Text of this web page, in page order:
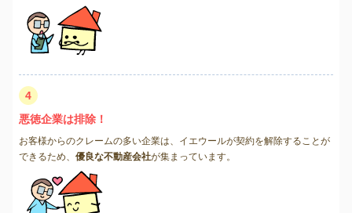
4
悪徳企業は排除！
お客様からのクレームの多い企業は、イエウールが契約を解除することが
できるため、 優良な不動産会社が集まっています。